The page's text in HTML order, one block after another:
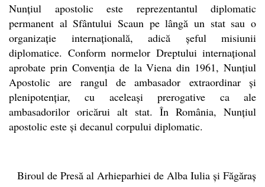
Nunțiul apostolic este reprezentantul diplomatic
permanent al Sfântului Scaun pe lângă un stat sau o
organizație internațională, adică șeful misiunii
diplomatice. Conform normelor Dreptului internațional
aprobate prin Convenția de la Viena din 1961, Nunțiul
Apostolic are rangul de ambasador extraordinar și
plenipotențiar, cu aceleași prerogative ca ale
ambasadorilor oricărui alt stat. În România, Nunțiul
apostolic este și decanul corpului diplomatic.
Biroul de Presă al Arhieparhiei de Alba Iulia și Făgăraș